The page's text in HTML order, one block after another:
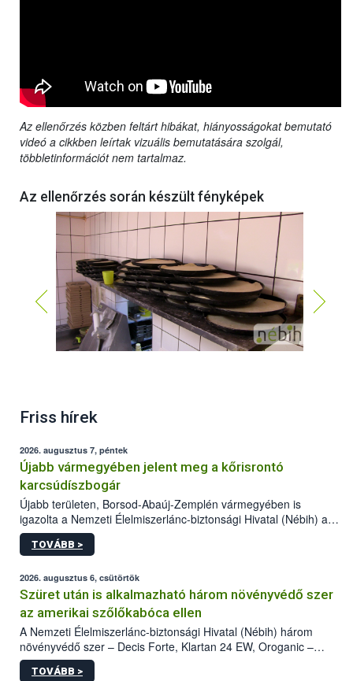
Az ellenőrzés közben feltárt hibákat, hiányosságokat bemutató
videó a cikkben leírtak vizuális bemutatására szolgál,
többletinformációt nem tartalmaz.
Az ellenőrzés során készült fényképek
Friss hírek
2026. augusztus 7, péntek
Újabb vármegyében jelent meg a kőrisrontó
karcsúdíszbogár
Újabb területen, Borsod-Abaúj-Zemplén vármegyében is
igazolta a Nemzeti Élelmiszerlánc-biztonsági Hivatal (Nébih) a
kőrisrontó karcsúdíszbogár (Agrilus planipennis) jelenlétét. A
kártevőt nem csak színcsapdában találták meg, de már fertőzött
az intenzív felderítést, emellett az intézkedéseket a szlovák
hatósággal is összehangolják a terjedés megállítása érdekében.
TOVÁBB >
2026. augusztus 6, csütörtök
Szüret után is alkalmazható három növényvédő szer
az amerikai szőlőkabóca ellen
A Nemzeti Élelmiszerlánc-biztonsági Hivatal (Nébih) három
növényvédő szer – Decis Forte, Klartan 24 EW, Oroganic –
engedélyokiratát módosította, így azok a szüretet követően,
egészen a vesszőérettség (BBCH 91) stádiumáig
TOVÁBB >